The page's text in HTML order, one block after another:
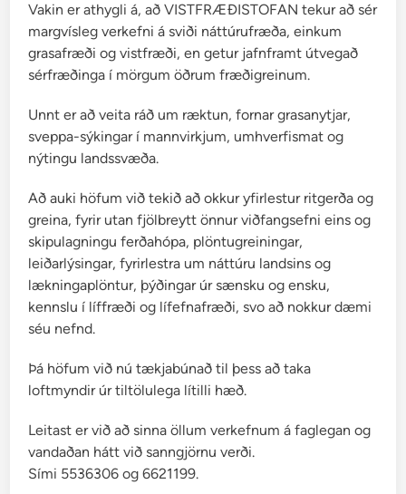
Vakin er athygli á, að VISTFRÆÐISTOFAN tekur að sér
margvísleg verkefni á sviði náttúrufræða, einkum
grasafræði og vistfræði, en getur jafnframt útvegað
sérfræðinga í mörgum öðrum fræðigreinum.
Unnt er að veita ráð um ræktun, fornar grasanytjar,
sveppa-sýkingar í mannvirkjum, umhverfismat og
nýtingu landssvæða.
Að auki höfum við tekið að okkur yfirlestur ritgerða og
greina, fyrir utan fjölbreytt önnur viðfangsefni eins og
skipulagningu ferðahópa, plöntugreiningar,
leiðarlýsingar, fyrirlestra um náttúru landsins og
lækningaplöntur, þýðingar úr sænsku og ensku,
kennslu í líffræði og lífefnafræði, svo að nokkur dæmi
séu nefnd.
Þá höfum við nú tækjabúnað til þess að taka
loftmyndir úr tiltölulega lítilli hæð.
Leitast er við að sinna öllum verkefnum á faglegan og
vandaðan hátt við sanngjörnu verði.
Sími 5536306 og 6621199.